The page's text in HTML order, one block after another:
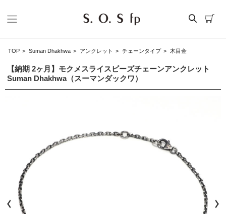
TOP > Suman Dhakhwa > アンクレット > チェーンタイプ > 木目金
【納期 2ヶ月】モクメスライスビーズチェーンアンクレット
Suman Dhakhwa（スーマンダックワ）